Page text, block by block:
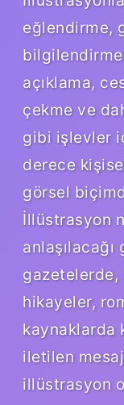
eğlendirme,
açıklama,
çekme ve
gibi işlevler
derece
görsel
İllüstrasyon
hikayeler,
kaynaklarda
iletilen
illüstrasyon